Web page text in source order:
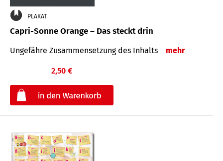
PLAKAT
Capri-Sonne Orange – Das steckt drin
Ungefähre Zu­sammen­setzung des Inhalts mehr
2,50 €